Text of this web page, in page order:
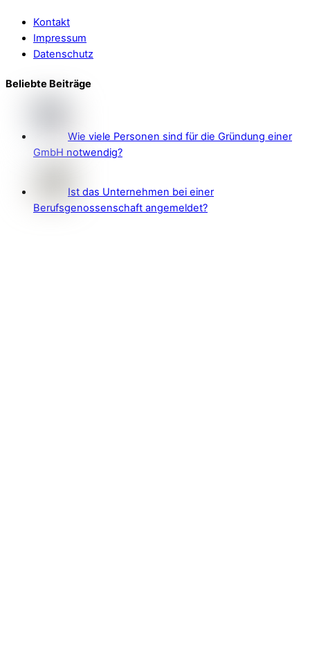
Kontakt
Impressum
Datenschutz
Beliebte Beiträge
Wie viele Personen sind für die Gründung einer
GmbH notwendig?
Ist das Unternehmen bei einer
Berufsgenossenschaft angemeldet?